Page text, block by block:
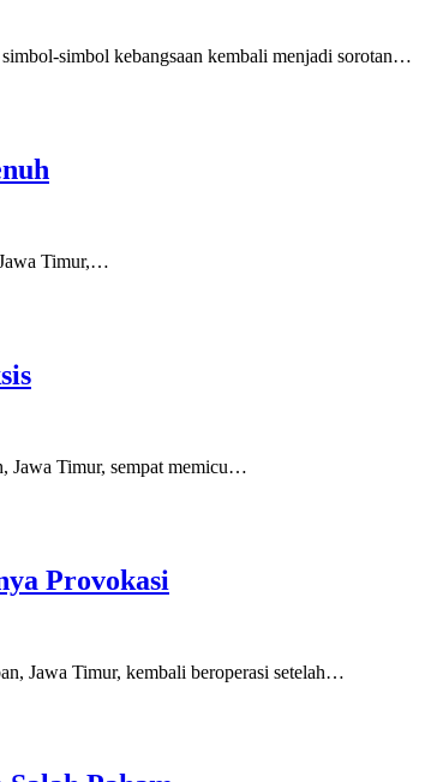
simbol kebangsaan kembali menjadi sorotan…
Timur,…
Jawa Timur, sempat memicu…
Provokasi
Jawa Timur, kembali beroperasi setelah…